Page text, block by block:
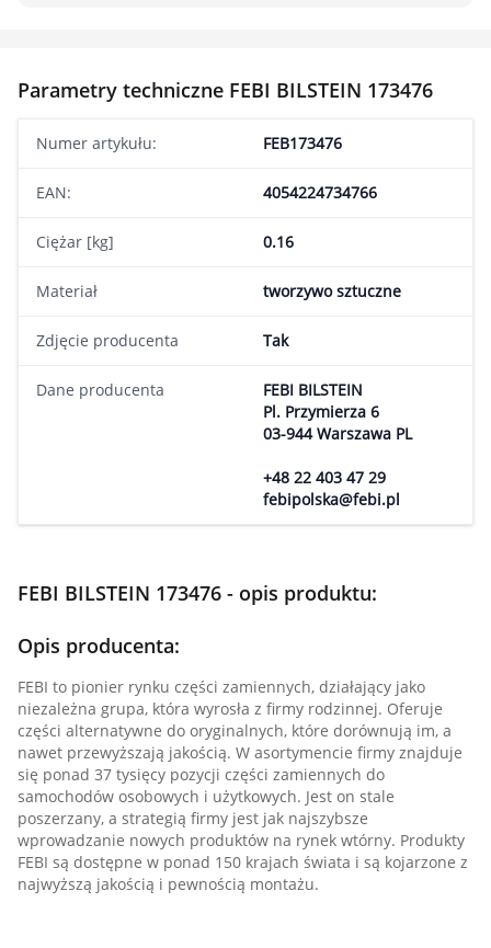
Parametry techniczne FEBI BILSTEIN 173476
Numer artykułu: FEB173476
EAN: 4054224734766
Ciężar [kg] 0.16
Materiał tworzywo sztuczne
Zdjęcie producenta Tak
Dane producenta
FEBI BILSTEIN
Pl. Przymierza 6
03-944 Warszawa PL
+48 22 403 47 29
febipolska@febi.pl
FEBI BILSTEIN 173476 - opis produktu:
Opis producenta:
FEBI to pionier rynku części zamiennych, działający jako
niezależna grupa, która wyrosła z firmy rodzinnej. Oferuje
części alternatywne do oryginalnych, które dorównują im, a
nawet przewyższają jakością. W asortymencie firmy znajduje
się ponad 37 tysięcy pozycji części zamiennych do
samochodów osobowych i użytkowych. Jest on stale
poszerzany, a strategią firmy jest jak najszybsze
wprowadzanie nowych produktów na rynek wtórny. Produkty
FEBI są dostępne w ponad 150 krajach świata i są kojarzone z
najwyższą jakością i pewnością montażu.